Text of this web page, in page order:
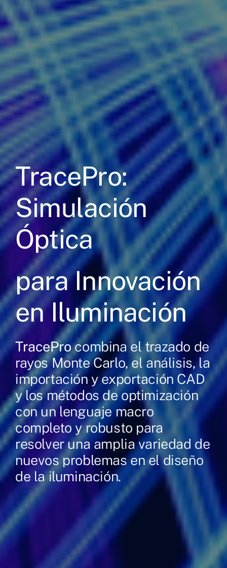
TracePro:
Simulación
Óptica
para Innovación
en Iluminación
TraceProcombina el trazado de
rayos Monte Carlo, el análisis, la
importación y exportación CAD
y los métodos de optimización
con un lenguaje macro
completo y robusto para
resolver una amplia variedad de
nuevos problemas en el diseño
de la iluminación.
Empresa
Laboratorio
Productos
Servicios
Formación
Technical
corner
Contacto